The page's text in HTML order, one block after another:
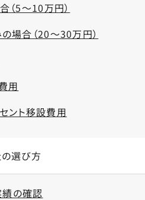
（5～10万円）
場合（20～30万円）
用
ント移設費用
選び方
績の確認